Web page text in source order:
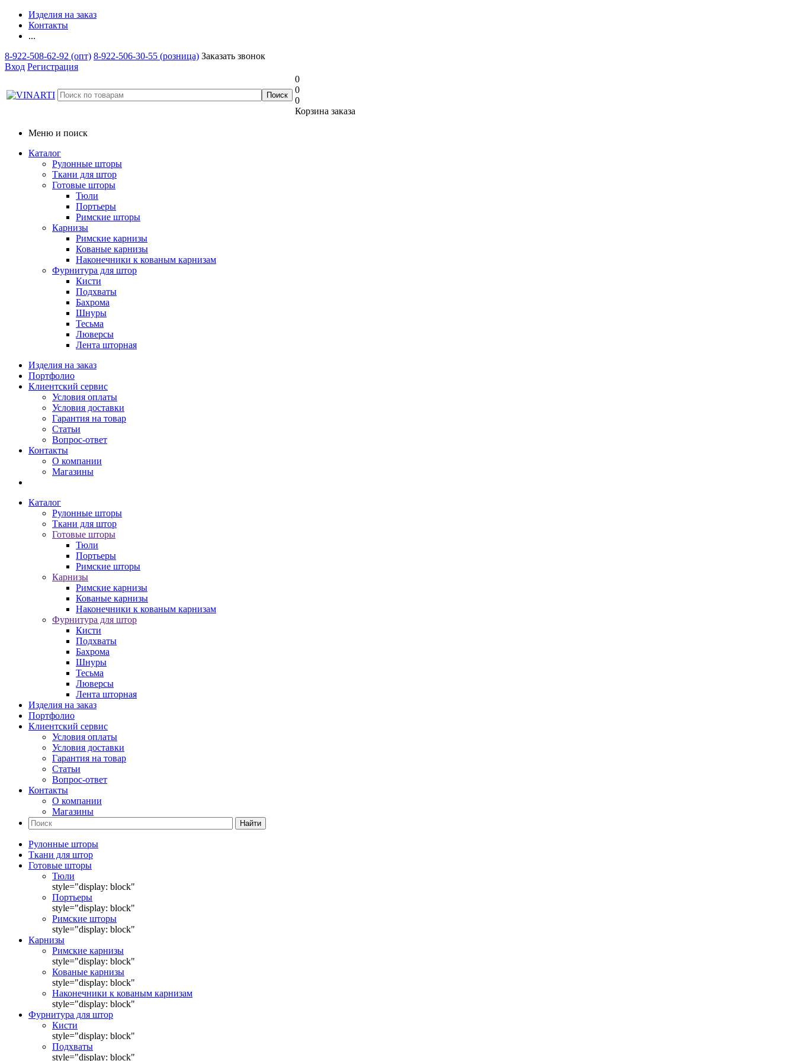
Изделия на заказ
Контакты
...
8-922-508-62-92 (опт) 8-922-506-30-55 (розница) Заказать звонок
Вход Регистрация
0
0
0
Корзина заказа
Меню и поиск
Каталог
Рулонные шторы
Ткани для штор
Готовые шторы
Тюли
Портьеры
Римские шторы
Карнизы
Римские карнизы
Кованые карнизы
Наконечники к кованым карнизам
Фурнитура для штор
Кисти
Подхваты
Бахрома
Шнуры
Тесьма
Люверсы
Лента шторная
Изделия на заказ
Портфолио
Клиентский сервис
Условия оплаты
Условия доставки
Гарантия на товар
Статьи
Вопрос-ответ
Контакты
О компании
Магазины
Каталог
Рулонные шторы
Ткани для штор
Готовые шторы
Тюли
Портьеры
Римские шторы
Карнизы
Римские карнизы
Кованые карнизы
Наконечники к кованым карнизам
Фурнитура для штор
Кисти
Подхваты
Бахрома
Шнуры
Тесьма
Люверсы
Лента шторная
Изделия на заказ
Портфолио
Клиентский сервис
Условия оплаты
Условия доставки
Гарантия на товар
Статьи
Вопрос-ответ
Контакты
О компании
Магазины
Найти
Рулонные шторы
Ткани для штор
Готовые шторы
Тюли
style="display: block"
Портьеры
style="display: block"
Римские шторы
style="display: block"
Карнизы
Римские карнизы
style="display: block"
Кованые карнизы
style="display: block"
Наконечники к кованым карнизам
style="display: block"
Фурнитура для штор
Кисти
style="display: block"
Подхваты
style="display: block"